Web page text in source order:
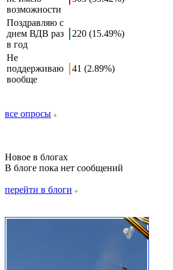
возможности
Поздравляю с
днем ВДВ раз
в год
220 (15.49%)
Не
поддерживаю
вообще
41 (2.89%)
все опросы
Новое в блогах
В блоге пока нет сообщений
перейти в блоги